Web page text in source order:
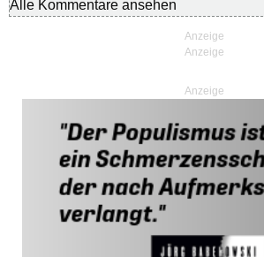
Alle Kommentare ansehen
Anzeige